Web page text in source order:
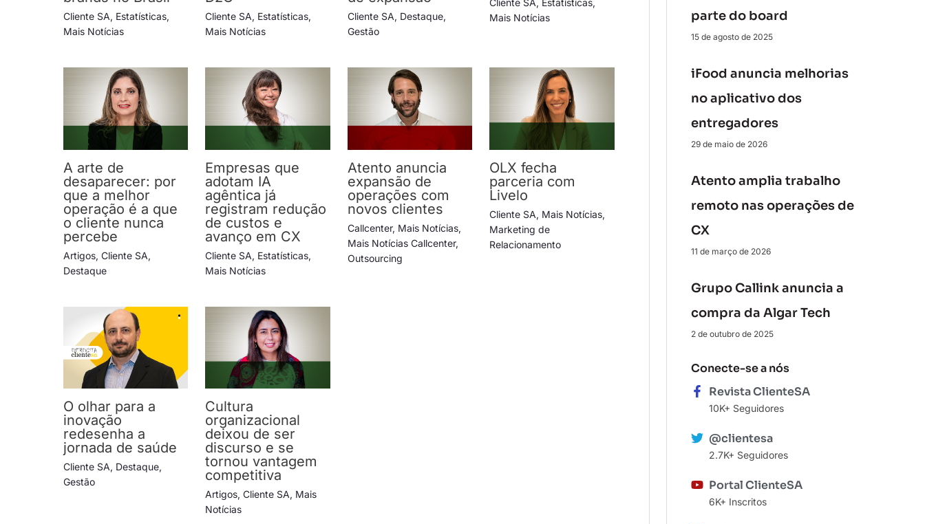
Cliente SA, Estatísticas,
Mais Notícias
Cliente SA, Estatísticas,
Mais Notícias
Cliente SA, Destaque,
Gestão
Cliente SA, Estatísticas,
Mais Notícias
A arte de
desaparecer: por
que a melhor
operação é a que
o cliente nunca
percebe
Artigos, Cliente SA,
Destaque
Empresas que
adotam IA
agêntica já
registram redução
de custos e
avanço em CX
Cliente SA, Estatísticas,
Mais Notícias
Atento anuncia
expansão de
operações com
novos clientes
Callcenter, Mais Notícias,
Mais Notícias Callcenter,
Outsourcing
OLX fecha
parceria com
Livelo
Cliente SA, Mais Notícias,
Marketing de
Relacionamento
O olhar para a
inovação
redesenha a
jornada de saúde
Cliente SA, Destaque,
Gestão
Cultura
organizacional
deixou de ser
discurso e se
tornou vantagem
competitiva
Artigos,Cliente SA, Mais
Notícias
parte do board
15 de agosto de 2025
iFood anuncia melhorias
no aplicativo dos
entregadores
29 de maio de 2026
Atento amplia trabalho
remoto nas operações de
CX
11 de março de 2026
Grupo Callink anuncia a
compra da Algar Tech
2 de outubro de 2025
Conecte-se a nós
Revista ClienteSA
10K+ Seguidores
@clientesa
2.7K+ Seguidores
Portal ClienteSA
6K+ Inscritos